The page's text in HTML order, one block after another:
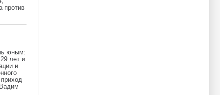
против
юным:
лет и
и